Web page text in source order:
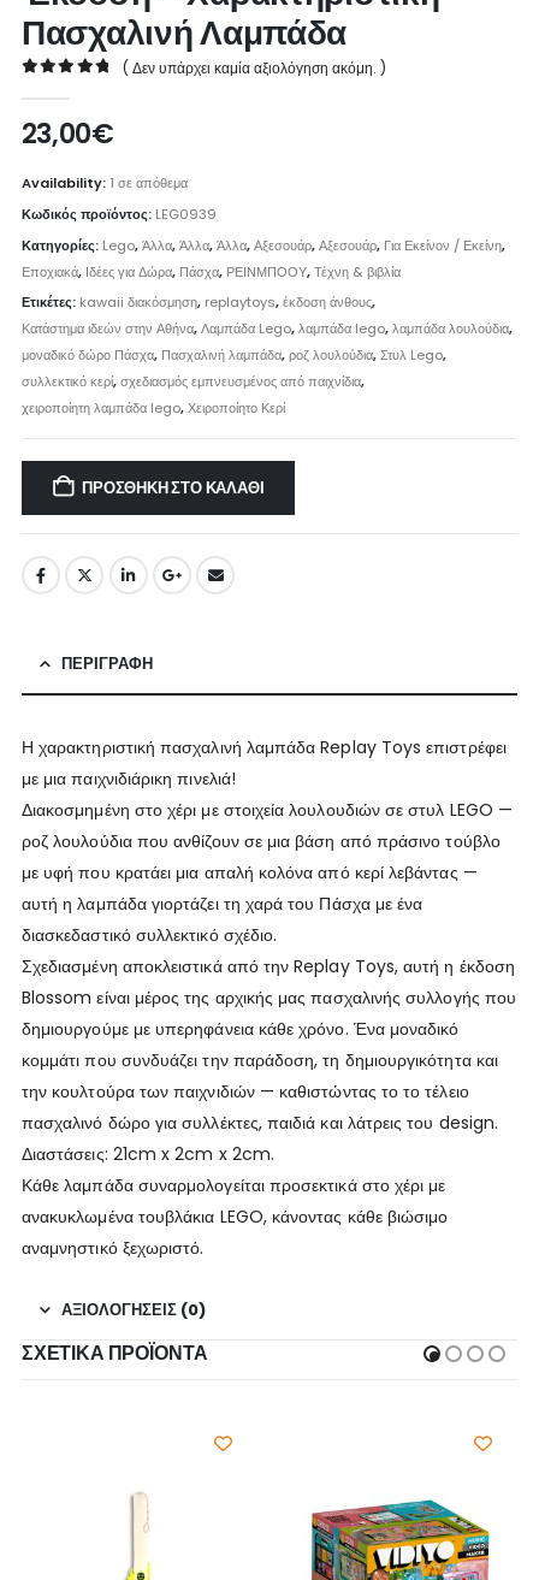
Πασχαλινή Λαμπάδα
( Δεν υπάρχει καμία αξιολόγηση ακόμη. )
23,00€
Availability: 1 σε απόθεμα
Κωδικός προϊόντος: LEG0939
Κατηγορίες: Lego,Άλλα,Άλλα,Άλλα,Αξεσουάρ,Αξεσουάρ, Για Εκείνον / Εκείνη,
Εποχιακά, Ιδέες για Δώρα, Πάσχα, ΡΕΙΝΜΠΟΟΥ,Τέχνη & βιβλία
Ετικέτες: kawaii διακόσμηση, replaytoys,έκδοση άνθους,
Κατάστημα ιδεών στην Αθήνα,Λαμπάδα Lego,λαμπάδα lego,λαμπάδα λουλούδια,
μοναδικό δώρο Πάσχα, Πασχαλινή λαμπάδα,ροζ λουλούδια,Στυλ Lego,
συλλεκτικό κερί,σχεδιασμός εμπνευσμένος από παιχνίδια,
χειροποίητη λαμπάδα lego,Χειροποίητο Κερί
ΠΡΟΣΘΉΚΗ ΣΤΟ ΚΑΛΆΘΙ
ΠΕΡΙΓΡΑΦΉ
Η χαρακτηριστική πασχαλινή λαμπάδα Replay Toys επιστρέφει
με μια παιχνιδιάρικη πινελιά!
Διακοσμημένη στο χέρι με στοιχεία λουλουδιών σε στυλ LEGO —
ροζ λουλούδια που ανθίζουν σε μια βάση από πράσινο τούβλο
με υφή που κρατάει μια απαλή κολόνα από κερί λεβάντας —
αυτή η λαμπάδα γιορτάζει τη χαρά του Πάσχα με ένα
διασκεδαστικό συλλεκτικό σχέδιο.
Σχεδιασμένη αποκλειστικά από την Replay Toys, αυτή η έκδοση
Blossom είναι μέρος της αρχικής μας πασχαλινής συλλογής που
δημιουργούμε με υπερηφάνεια κάθε χρόνο. Ένα μοναδικό
κομμάτι που συνδυάζει την παράδοση, τη δημιουργικότητα και
την κουλτούρα των παιχνιδιών — καθιστώντας το το τέλειο
πασχαλινό δώρο για συλλέκτες, παιδιά και λάτρεις του design.
Διαστάσεις: 21cm x 2cm x 2cm.
Κάθε λαμπάδα συναρμολογείται προσεκτικά στο χέρι με
ανακυκλωμένα τουβλάκια LEGO, κάνοντας κάθε βιώσιμο
αναμνηστικό ξεχωριστό.
ΑΞΙΟΛΟΓΉΣΕΙΣ (0)
ΣΧΕΤΙΚΆ ΠΡΟΪΌΝΤΑ